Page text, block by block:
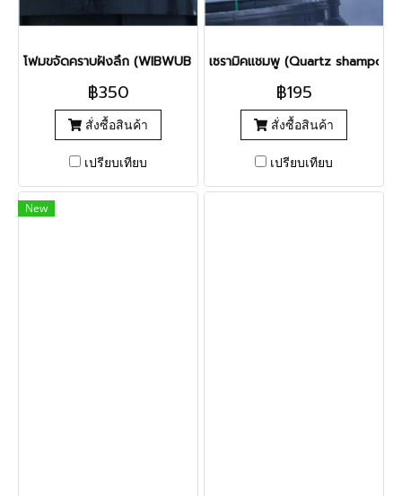
โฟมขจัดคราบฝังลึก (WIBWUB Deep clean)
฿350
สั่งซื้อสินค้า
เปรียบเทียบ
เซรามิคแชมพู (Quartz shampoo)
฿195
สั่งซื้อสินค้า
เปรียบเทียบ
New